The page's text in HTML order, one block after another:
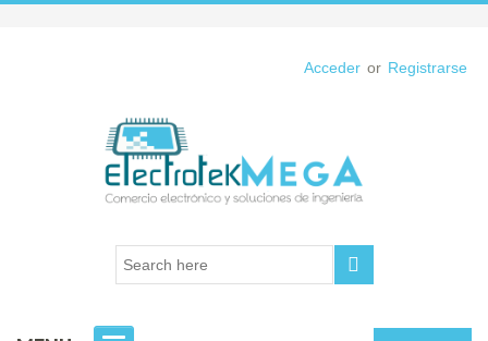
Acceder or Registrarse